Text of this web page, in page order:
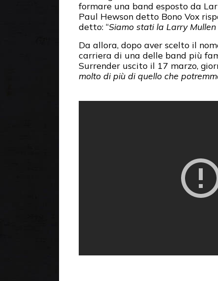
formare una band esposto da
Paul Hewson detto Bono Vox
detto: “Siamo stati la Larry
Da allora, dopo aver scelto il
carriera di una delle band più
Surrender uscito il 17 marzo,
molto di più di quello che